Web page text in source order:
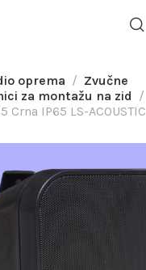
oprema
Zvučne
za montažu na zid
Crna IP65 LS-ACOUSTIC